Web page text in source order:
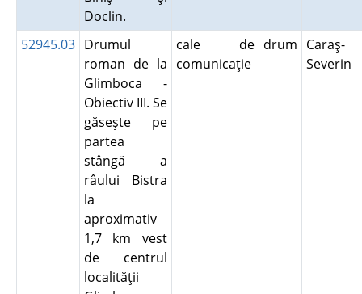
Doclin.
52945.03 Drumul
roman de la
Glimboca -
Obiectiv III. Se
găseşte pe
partea
stângă a
râului Bistra
la
aproximativ
1,7 km vest
de centrul
localităţii
cale de
comunicaţie
drum Caraş-
Severin